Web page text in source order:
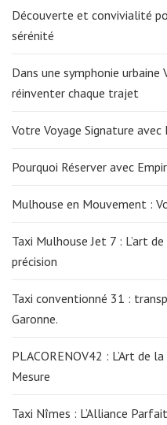
Découverte et convivialité
sérénité
Dans une symphonie
réinventer chaque trajet
Votre Voyage Signature avec
Pourquoi Réserver avec
Mulhouse en Mouvement :
Taxi Mulhouse Jet 7 : L’art
précision
Taxi conventionné 31 :
Garonne.
PLACORENOV42 : L’Art de
Mesure
Taxi Nîmes : L’Alliance